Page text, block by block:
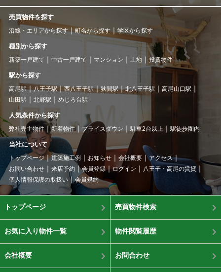
売買物件を探す
沿線・エリアから探す 町名から探す 学区から探す
種別から探す
新築一戸建て 中古一戸建て マンション 土地 投資物件
駅から探す
高尾駅 八王子駅 西八王子駅 狭間駅 北八王子駅
高尾山口駅
山田駅
北野駅 めじろ台駅
人気条件から探す
弊社売主物件 新着物件 プライスダウン 駐車2台以上 駅徒歩圏内
当社について
トップページ 建築施工例 お知らせ 会社概要
アクセス
お問い合わせ
来店予約 会員登録 ログイン
八王子・高尾の賃貸
個人情報保護の取扱い
会員規約
トップページ 売買物件検索
お気に入り物件一覧 物件閲覧履歴
会社概要 お問合わせ